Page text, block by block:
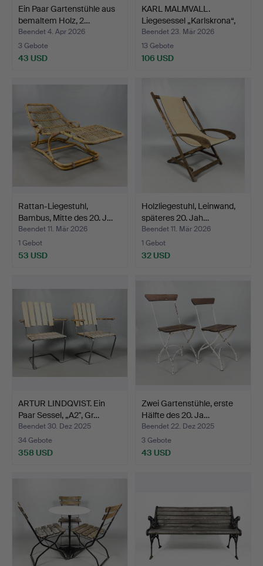
Ein Paar Gartenstühle aus
bemaltem Holz, 2…
Beendet 4. Apr 2026
3 Gebote
43 USD
KARL MALMVALL.
Liegesessel „Karlskrona“,
I…
Beendet 23. Mär 2026
13 Gebote
106 USD
Rattan-Liegestuhl,
Bambus, Mitte des 20. J…
Beendet 11. Mär 2026
1 Gebot
53 USD
Holzliegestuhl, Leinwand,
späteres 20. Jah…
Beendet 11. Mär 2026
1 Gebot
32 USD
ARTUR LINDQVIST. Ein
Paar Sessel, „A2", Gr…
Beendet 30. Dez 2025
34 Gebote
358 USD
Zwei Gartenstühle, erste
Hälfte des 20. Ja…
Beendet 22. Dez 2025
3 Gebote
43 USD